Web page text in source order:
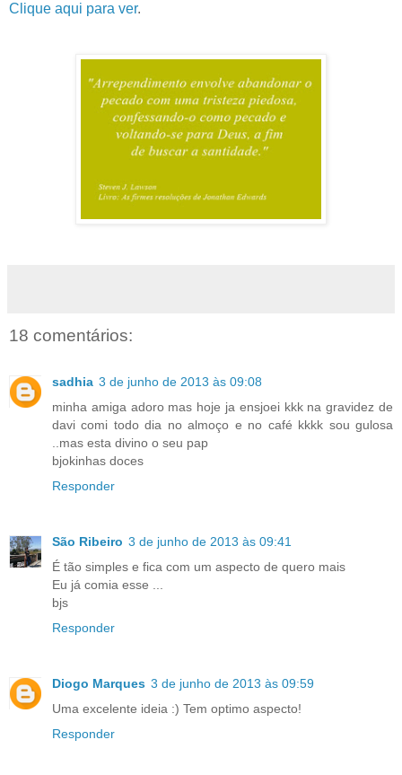
Clique aqui para ver.
18 comentários:
sadhia 3 de junho de 2013 às 09:08
minha amiga adoro mas hoje ja ensjoei kkk na gravidez de
davi comi todo dia no almoço e no café kkkk sou gulosa
..mas esta divino o seu pap
bjokinhas doces
Responder
São Ribeiro 3 de junho de 2013 às 09:41
É tão simples e fica com um aspecto de quero mais
Eu já comia esse ...
bjs
Responder
Diogo Marques 3 de junho de 2013 às 09:59
Uma excelente ideia :) Tem optimo aspecto!
Responder